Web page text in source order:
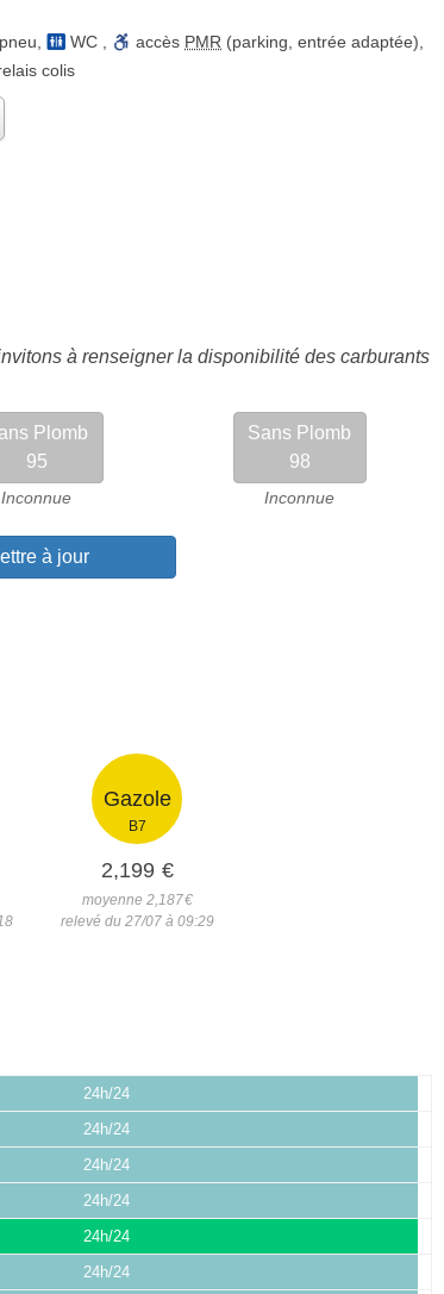
WC accès PMR (parking, entrée adaptée)
colis
à renseigner la disponibilité des carburants
Plomb
95
Inconnue
Sans Plomb
98
Inconnue
à jour
Gazole
B7
2,199 €
moyenne 2,187€
relevé du 27/07 à 09:29
24h/24
24h/24
24h/24
24h/24
24h/24
24h/24